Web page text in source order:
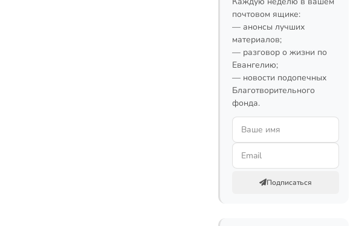
почтовом ящике:
— анонсы лучших
материалов;
— разговор о жизни по
Евангелию;
— новости подопечных
Благотворительного
фонда.
Подписаться